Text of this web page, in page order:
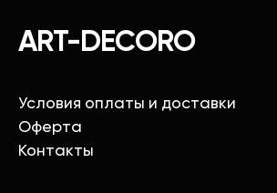
ART-DECORO
Условия оплаты и доставки
Оферта
Контакты